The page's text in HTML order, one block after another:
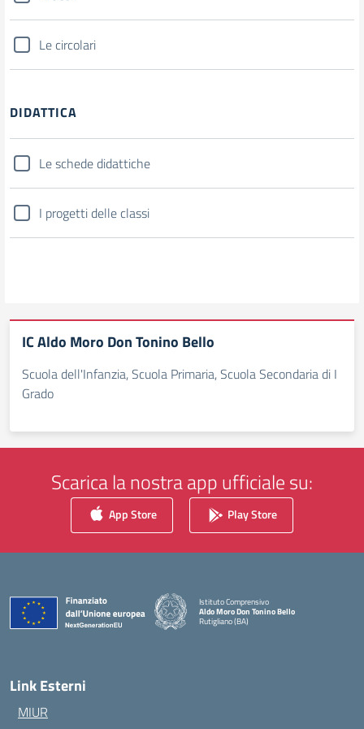
Le circolari
DIDATTICA
Le schede didattiche
I progetti delle classi
IC Aldo Moro Don Tonino Bello
Scuola dell'Infanzia, Scuola Primaria, Scuola Secondaria di I
Grado
Scarica la nostra app ufficiale su:
App Store Play Store
Istituto Comprensivo
Aldo Moro Don Tonino Bello
Rutigliano (BA)
— Visita la pagina iniziale della scuola
Link Esterni
MIUR